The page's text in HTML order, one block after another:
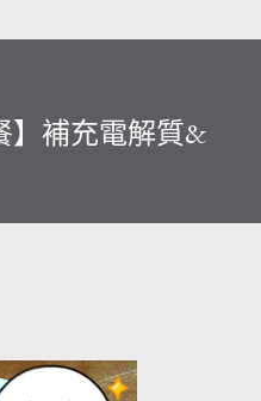
】補充電解質&